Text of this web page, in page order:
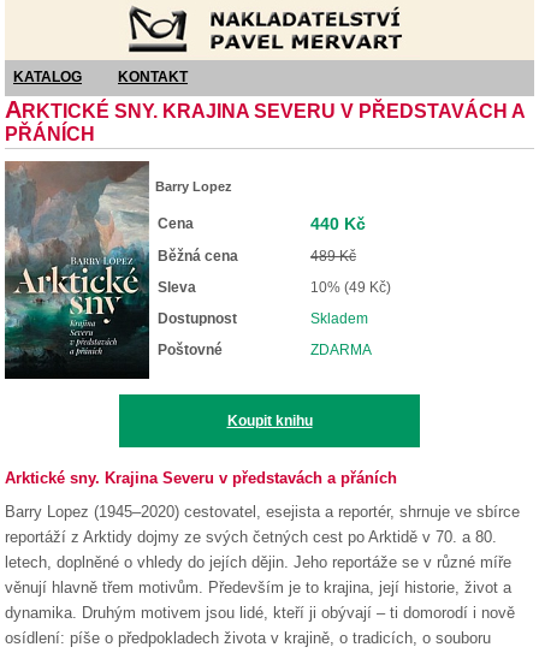
KATALOG KONTAKT
ARKTICKÉ SNY. KRAJINA SEVERU V PŘEDSTAVÁCH A
PŘÁNÍCH
Barry Lopez
Cena 440 Kč
Běžná cena
489 Kč
Sleva
10% (49 Kč)
Dostupnost
Skladem
Poštovné
ZDARMA
Koupit knihu
Arktické sny. Krajina Severu v představách a přáních
Barry Lopez (1945–2020) cestovatel, esejista a reportér, shrnuje ve sbírce
reportáží z Arktidy dojmy ze svých četných cest po Arktidě v 70. a 80.
letech, doplněné o vhledy do jejích dějin. Jeho reportáže se v různé míře
věnují hlavně třem motivům. Především je to krajina, její historie, život a
dynamika. Druhým motivem jsou lidé, kteří ji obývají – ti domorodí i nově
osídlení: píše o předpokladech života v krajině, o tradicích, o souboru